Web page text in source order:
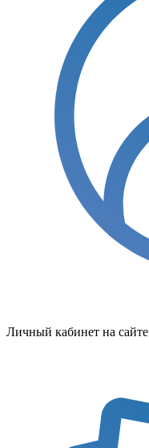
Личный кабинет на сайте